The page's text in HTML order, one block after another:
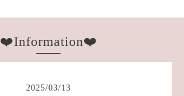
❤️Information❤️
2025/03/13